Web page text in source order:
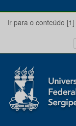
Ir para o conteúdo [1]